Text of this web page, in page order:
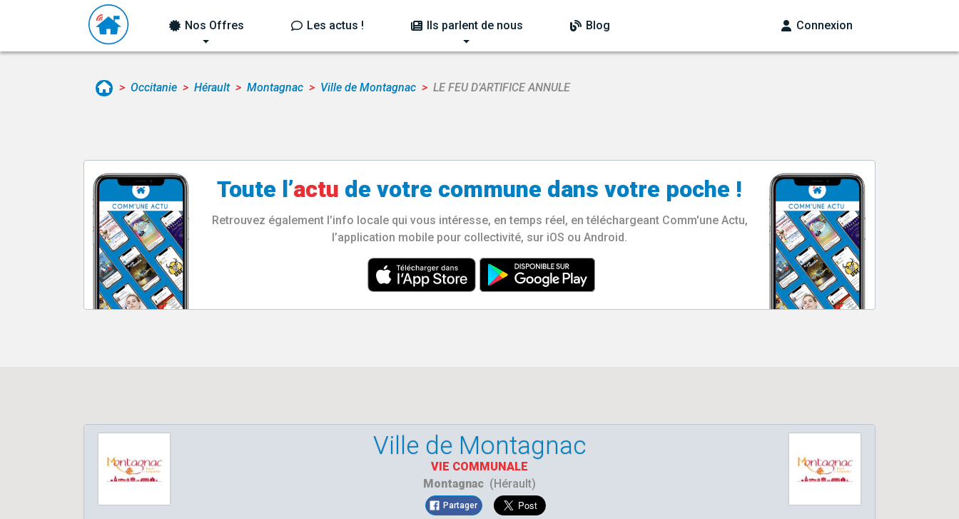
Nos Offres Les actus ! Ils parlent de nous Blog Connexion
Occitanie Hérault Montagnac Ville de Montagnac LE FEU D’ARTIFICE ANNULE
Toute l’actu de votre commune dans votre poche !
Retrouvez également l’info locale qui vous intéresse, en temps réel, en téléchargeant Comm'une Actu,
l’application mobile pour collectivité, sur iOS ou Android.
Ville de Montagnac
VIE COMMUNALE
Montagnac (Hérault)
Partager